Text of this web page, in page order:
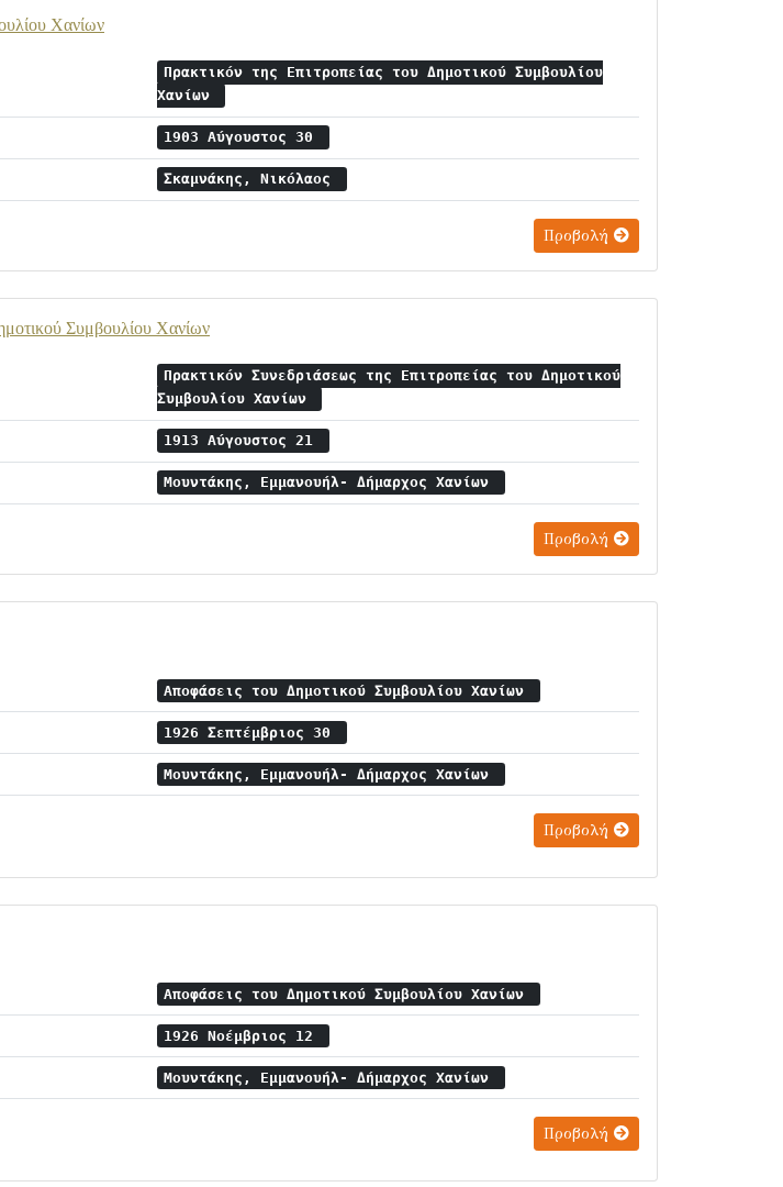
Χανίων
Πρακτικόν της Επιτροπείας του Δημοτικού Συμβουλίου
Χανίων
1903 Αύγουστος 30
Σκαμνάκης, Νικόλαος
Προβολή
Συμβουλίου Χανίων
Πρακτικόν Συνεδριάσεως της Επιτροπείας του Δημοτικού
Συμβουλίου Χανίων
1913 Αύγουστος 21
Μουντάκης, Εμμανουήλ- Δήμαρχος Χανίων
Προβολή
Αποφάσεις του Δημοτικού Συμβουλίου Χανίων
1926 Σεπτέμβριος 30
Μουντάκης, Εμμανουήλ- Δήμαρχος Χανίων
Προβολή
Αποφάσεις του Δημοτικού Συμβουλίου Χανίων
1926 Νοέμβριος 12
Μουντάκης, Εμμανουήλ- Δήμαρχος Χανίων
Προβολή